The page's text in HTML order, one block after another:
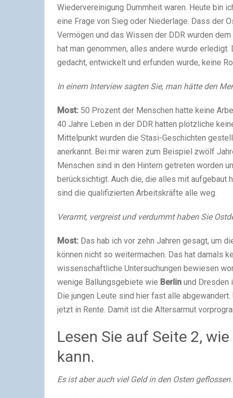
Wiedervereinigung Dummheit waren. Heute bin
eine Frage von Sieg oder Niederlage. Dass der
Vermögen und das Wissen der DDR wurden
hat man genommen, alles andere wurde
gedacht, entwickelt und erfunden wurde, keine
In einem Interview sagten Sie, man hätte den
Most: 50 Prozent der Menschen hatte keine
40 Jahre Leben in der DDR hatten plötzliche
Mittelpunkt wurden die Stasi-Geschichten
anerkannt. Bei mir waren zum Beispiel zwölf
Menschen sind in den Hintern getreten worden
berücksichtigt. Auch die, die alles mit aufgebaut
sind die qualifizierten Arbeitskräfte alle weg.
Verarmt, vergreist und verdummt haben Sie
Most: Das hab ich vor zehn Jahren gesagt, um
können nicht so weitermachen. Das hat damals
wissenschaftliche Untersuchungen bewiesen
wenige Ballungsgebiete wie Berlin und Dresden
Die jungen Leute sind hier fast alle
jetzt in Rente. Damit ist die Altersarmut
Lesen Sie auf Seite 2,
kann.
Es ist aber auch viel Geld in den Osten